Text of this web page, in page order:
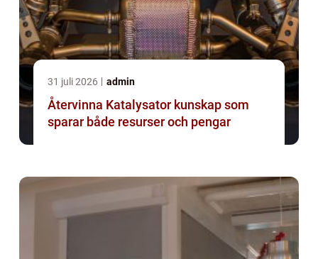
31 juli 2026 admin
Återvinna Katalysator kunskap som
sparar både resurser och pengar